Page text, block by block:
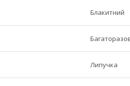
Блакитний
Липучка